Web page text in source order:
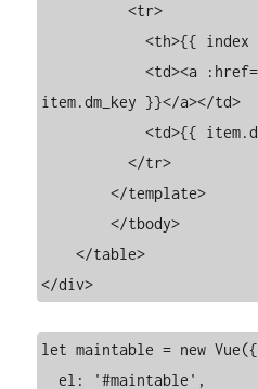
          <tr>
            <th>{{ index + 1 }}</th>
            <td><a :href="item.dm_link">{{
item.dm_key }}</a></td>
            <td>{{ item.dm_name }}</td>
          </tr>
        </template>
        </tbody>
    </table>
</div>
let maintable = new Vue({
  el: '#maintable',